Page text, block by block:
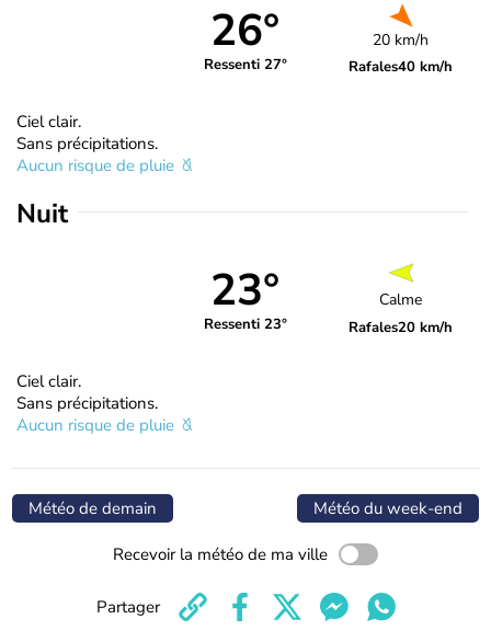
26°
Ressenti 27°
20 km/h
Rafales40 km/h
Ciel clair.
Sans précipitations.
Aucun risque de pluie
Nuit
23°
Ressenti 23°
Calme
Rafales20 km/h
Ciel clair.
Sans précipitations.
Aucun risque de pluie
Météo de demain Météo du week-end
Recevoir la météo de ma ville
Partager